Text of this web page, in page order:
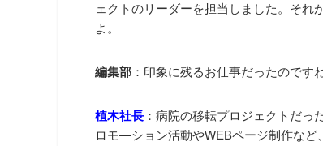
ェクトのリーダーを担当しました。それ
よ。
編集部 ：印象に残るお仕事だったのです
植木社長 ：病院の移転プロジェクトだ
ロモ―ション活動やWEBページ制作など